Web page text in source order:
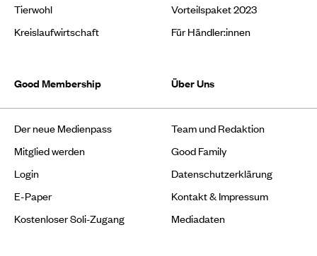
Tierwohl
Kreislaufwirtschaft
Vorteilspaket 2023
Für Händler:innen
Good Membership
Der neue Medienpass
Mitglied werden
Login
E-Paper
Kostenloser Soli-Zugang
Über Uns
Team und Redaktion
Good Family
Datenschutzerklärung
Kontakt & Impressum
Mediadaten